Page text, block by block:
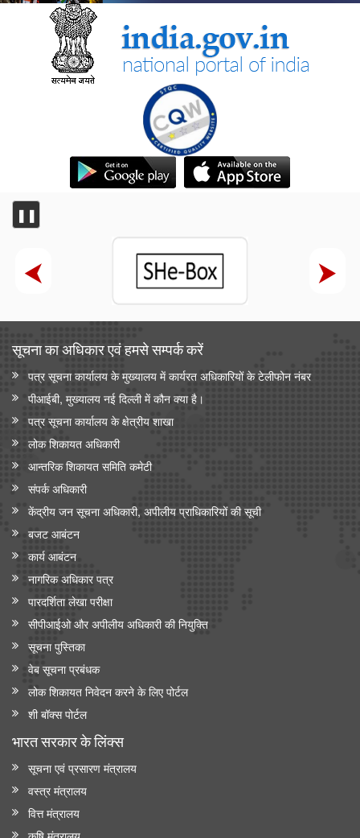
❚❚
सूचना का अधिकार एवं हमसे सम्‍पर्क करें
पत्र सूचना कार्यालय के मुख्यालय में कार्यरत अधिकारियों के टेलीफोन नंबर
पीआईबी, मुख्यालय नई दिल्ली में कौन क्या है।
पत्र सूचना कार्यालय के क्षेत्रीय शाखा
लोक शिकायत अधिकारी
आन्‍तरिक शिकायत समिति कमेटी
संपर्क अधिकारी
केंद्रीय जन सूचना अधिकारी, अपीलीय प्राधिकारियों की सूची
बजट आबंटन
कार्य आबंटन
नागरिक अधिकार पत्र
पारदर्शिता लेखा परीक्षा
सीपीआईओ और अपी‍लीय अधिकारी की नियुक्ति
सूचना पुस्तिका
वेब सूचना प्रबंधक
लोक शिकायत निवेदन करने के लिए पोर्टल
शी बॉक्स पोर्टल
भारत सरकार के लिंक्‍स
सूचना एवं प्रसारण मंत्रालय
वस्त्र मंत्रालय
वित्त मंत्रालय